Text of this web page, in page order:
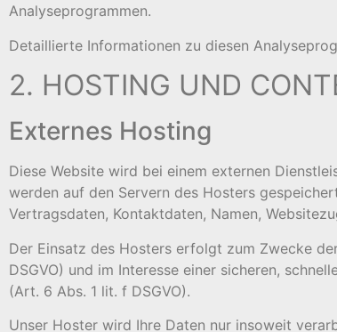
Analyseprogrammen.
Detaillierte Informationen zu diesen
2. HOSTING UND
Externes Hosting
Diese Website wird bei einem externen
werden auf den Servern des Hosters
Vertragsdaten, Kontaktdaten, Namen,
Der Einsatz des Hosters erfolgt zum Zwecke
DSGVO) und im Interesse einer sicheren,
(Art. 6 Abs. 1 lit. f DSGVO).
Unser Hoster wird Ihre Daten nur insoweit